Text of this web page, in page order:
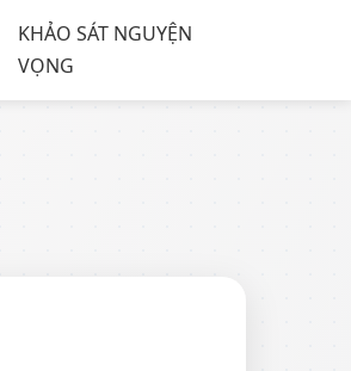
KHẢO SÁT NGUYỆN
VỌNG